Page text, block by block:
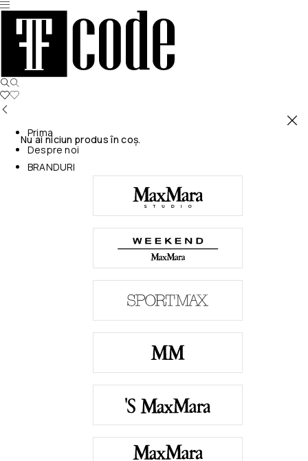
Nu ai niciun produs în coș.
Prima
Despre noi
BRANDURI